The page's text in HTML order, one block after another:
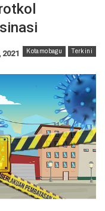
Kotamobagu Terkini
2021